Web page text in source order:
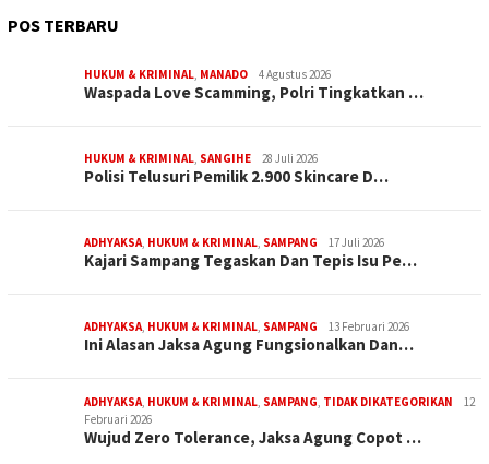
POS TERBARU
HUKUM & KRIMINAL, MANADO 4 Agustus 2026
Waspada Love Scamming, Polri Tingkatkan …
HUKUM & KRIMINAL, SANGIHE 28 Juli 2026
Polisi Telusuri Pemilik 2.900 Skincare D…
ADHYAKSA, HUKUM & KRIMINAL, SAMPANG 17 Juli 2026
Kajari Sampang Tegaskan Dan Tepis Isu Pe…
ADHYAKSA, HUKUM & KRIMINAL, SAMPANG 13 Februari 2026
Ini Alasan Jaksa Agung Fungsionalkan Dan…
ADHYAKSA, HUKUM & KRIMINAL, SAMPANG, TIDAK DIKATEGORIKAN
12
Februari 2026
Wujud Zero Tolerance, Jaksa Agung Copot …